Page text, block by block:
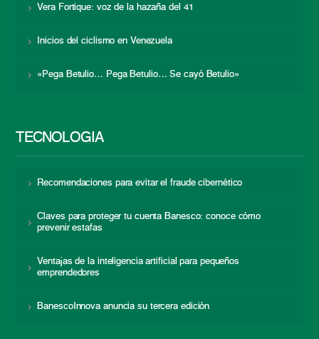
Vera Fortique: voz de la hazaña del 41
Inicios del ciclismo en Venezuela
«Pega Betulio… Pega Betulio… Se cayó Betulio»
TECNOLOGÍA
Recomendaciones para evitar el fraude cibernético
Claves para proteger tu cuenta Banesco: conoce cómo
prevenir estafas
Ventajas de la inteligencia artificial para pequeños
emprendedores
BanescoInnova anuncia su tercera edición